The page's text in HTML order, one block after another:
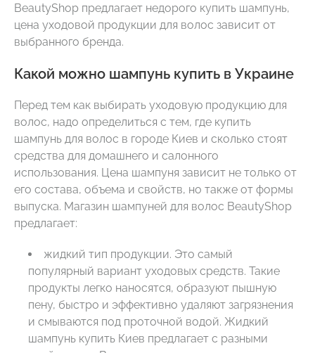
BeautyShop предлагает недорого купить шампунь,
цена уходовой продукции для волос зависит от
выбранного бренда.
Какой можно шампунь купить в Украине
Перед тем как выбирать уходовую продукцию для
волос, надо определиться с тем, где купить
шампунь для волос в городе Киев и сколько стоят
средства для домашнего и салонного
использования. Цена шампуня зависит не только от
его состава, объема и свойств, но также от формы
выпуска. Магазин шампуней для волос BeautyShop
предлагает:
жидкий тип продукции. Это самый
популярный вариант уходовых средств. Такие
продукты легко наносятся, образуют пышную
пену, быстро и эффективно удаляют загрязнения
и смываются под проточной водой. Жидкий
шампунь купить Киев предлагает с разными